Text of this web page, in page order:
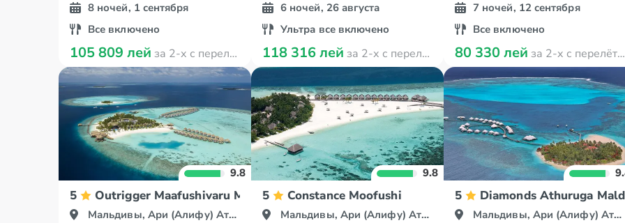
8 ночей, 1 сентября
Все включено
105 809 лей за 2-х с перелётом
6 ночей, 26 августа
Ультра все включено
118 316 лей за 2-х с перелётом
7 ночей, 12 сентября
Все включено
80 330 лей за 2-х с перелётом
9.8
5 Outrigger Maafushivaru Maldives
Мальдивы, Ари (Алифу) Атолл
9.8
5 Constance Moofushi
Мальдивы, Ари (Алифу) Атолл
5 Diamonds Athuruga
Мальдивы, Ари (Алифу) Атолл